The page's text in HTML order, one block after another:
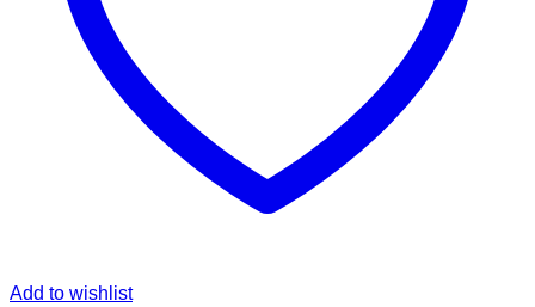
Add to wishlist